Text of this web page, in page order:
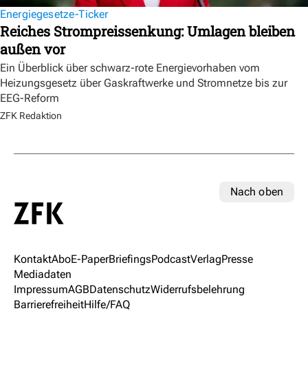
Energiegesetze-Ticker
Reiches Strompreissenkung: Umlagen bleiben
außen vor
Ein Überblick über schwarz-rote Energievorhaben vom
Heizungsgesetz über Gaskraftwerke und Stromnetze bis zur
EEG-Reform
ZFK Redaktion
Nach oben
KontaktAboE-PaperBriefingsPodcastVerlagPresse
Mediadaten
ImpressumAGBDatenschutzWiderrufsbelehrung
BarrierefreiheitHilfe/FAQ